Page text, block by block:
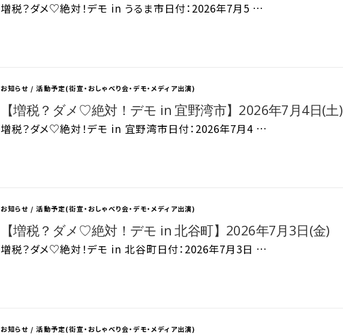
増税？ダメ♡絶対！デモ in うるま市日付：2026年7月5 …
お知らせ/活動予定(街宣・おしゃべり会・デモ・メディア出演)
【増税？ダメ♡絶対！デモ in 宜野湾市】2026年7月4日(土)
増税？ダメ♡絶対！デモ in 宜野湾市日付：2026年7月4 …
お知らせ/活動予定(街宣・おしゃべり会・デモ・メディア出演)
【増税？ダメ♡絶対！デモ in 北谷町】2026年7月3日(金)
増税？ダメ♡絶対！デモ in 北谷町日付：2026年7月3日 …
お知らせ/活動予定(街宣・おしゃべり会・デモ・メディア出演)